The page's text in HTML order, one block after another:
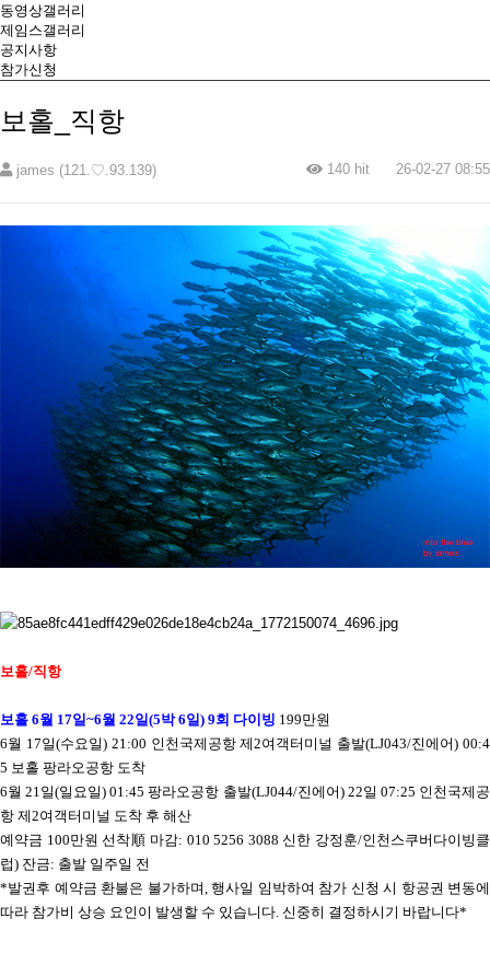
동영상갤러리
제임스갤러리
공지사항
참가신청
보홀_직항
james (121.♡.93.139) 26-02-27 08:55
140 hit
보홀/직항
보홀 6월 17일~6월 22일(5박6일) 9회 다이빙 199만원
6월 17일(수요일) 21:00 인천국제공항 제2여객터미널 출발(LJ043/진에어) 00:4
5 보홀 팡라오공항 도착
6월21일(일요일) 01:45팡라오공항 출발(LJ044/진에어) 22일 07:25 인천국제공
항 제2여객터미널 도착 후 해산
예약금 100만원 선착順 마감: 010 5256 3088신한 강정훈/인천스쿠버다이빙클
럽) 잔금: 출발 일주일 전
*발권후 예약금 환불은 불가하며, 행사일 임박하여 참가 신청 시 항공권 변동에
따라 참가비 상승 요인이 발생할 수 있습니다. 신중히 결정하시기 바랍니다*